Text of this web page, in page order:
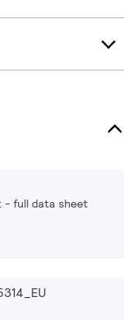
- full data sheet